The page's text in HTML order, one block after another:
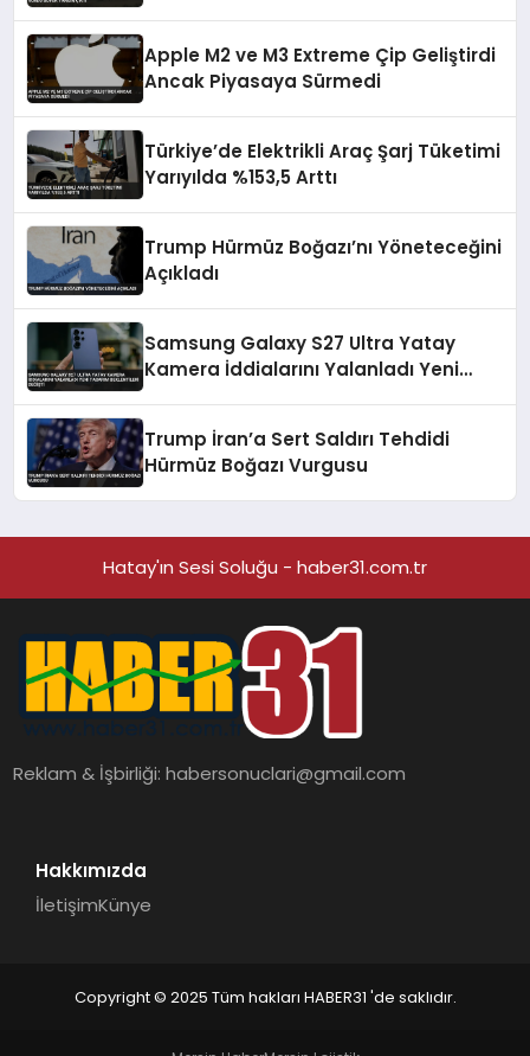
Apple M2 ve M3 Extreme Çip Geliştirdi
Ancak Piyasaya Sürmedi
Türkiye’de Elektrikli Araç Şarj Tüketimi
Yarıyılda %153,5 Arttı
Trump Hürmüz Boğazı’nı Yöneteceğini
Açıkladı
Samsung Galaxy S27 Ultra Yatay
Kamera İddialarını Yalanladı Yeni
Trump İran’a Sert Saldırı Tehdidi
Hürmüz Boğazı Vurgusu
Hatay'ın Sesi Soluğu - haber31.com.tr
Reklam & İşbirliği:habersonuclari@gmail.com
Hakkımızda
İletişimKünye
Copyright © 2025 Tüm hakları HABER31 'de saklıdır.